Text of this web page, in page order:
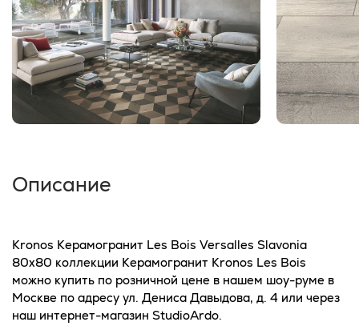
Описание
Kronos Керамогранит Les Bois Versalles Slavonia
80x80 коллекции Керамогранит Kronos Les Bois
можно купить по розничной цене в нашем шоу-руме в
Москве по адресу ул. Дениса Давыдова, д. 4 или через
наш интернет-магазин StudioArdo.